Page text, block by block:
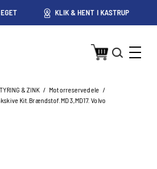
KLIK & HENT I KASTRUP
& ZINK / Motorreservedele /
Kit.Brændstof.MD3,MD17. Volvo